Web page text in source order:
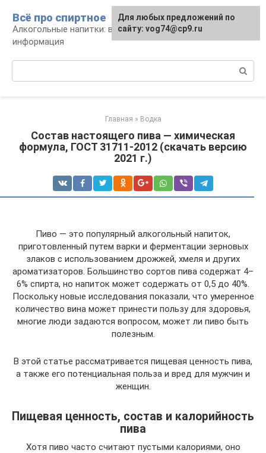
контенту
Всё про спиртное
Алкогольные напитки: виды, рецепты,
информация
Главная » Водка
Состав настоящего пива — химическая
формула, ГОСТ 31711-2012 (скачать версию
2021 г.)
Пиво — это популярный алкогольный напиток,
приготовленный путем варки и ферментации зерновых
злаков с использованием дрожжей, хмеля и других
ароматизаторов. Большинство сортов пива содержат 4–
6% спирта, но напиток может содержать от 0,5 до 40%.
Поскольку новые исследования показали, что умеренное
количество вина может принести пользу для здоровья,
многие люди задаются вопросом, может ли пиво быть
полезным.
В этой статье рассматривается пищевая ценность пива,
а также его потенциальная польза и вред для мужчин и
женщин.
Пищевая ценность, состав и калорийность
пива
Хотя пиво часто считают пустыми калориями, оно
Для любых предложений по
сайту: vog74@cp9.ru